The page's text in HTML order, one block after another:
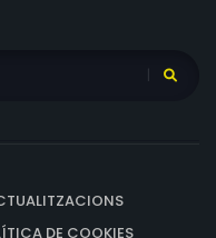
DE COOKIES